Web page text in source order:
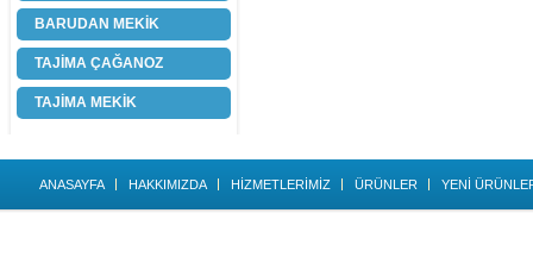
BARUDAN MEKİK
TAJİMA ÇAĞANOZ
TAJİMA MEKİK
ANASAYFA HAKKIMIZDA HİZMETLERİMİZ ÜRÜNLER YENİ